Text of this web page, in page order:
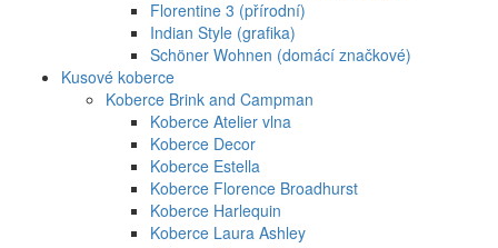
Florentine 3 (přírodní)
Indian Style (grafika)
Schöner Wohnen (domácí značkové)
Kusové koberce
Koberce Brink and Campman
Koberce Atelier vlna
Koberce Decor
Koberce Estella
Koberce Florence Broadhurst
Koberce Harlequin
Koberce Laura Ashley